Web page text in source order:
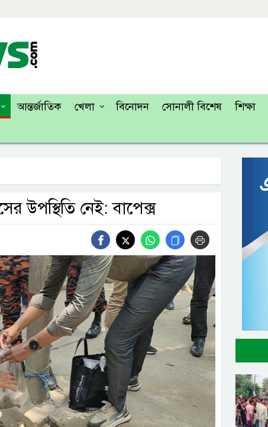
আন্তর্জাতিক খেলা বিনোদন সোনালী বিশেষ শিক্ষা
উপস্থিতি নেই: বাপেক্স